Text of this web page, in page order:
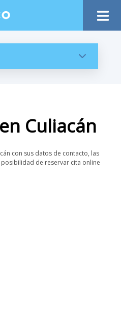
en Culiacán
con sus datos de contacto, las
de reservar cita online